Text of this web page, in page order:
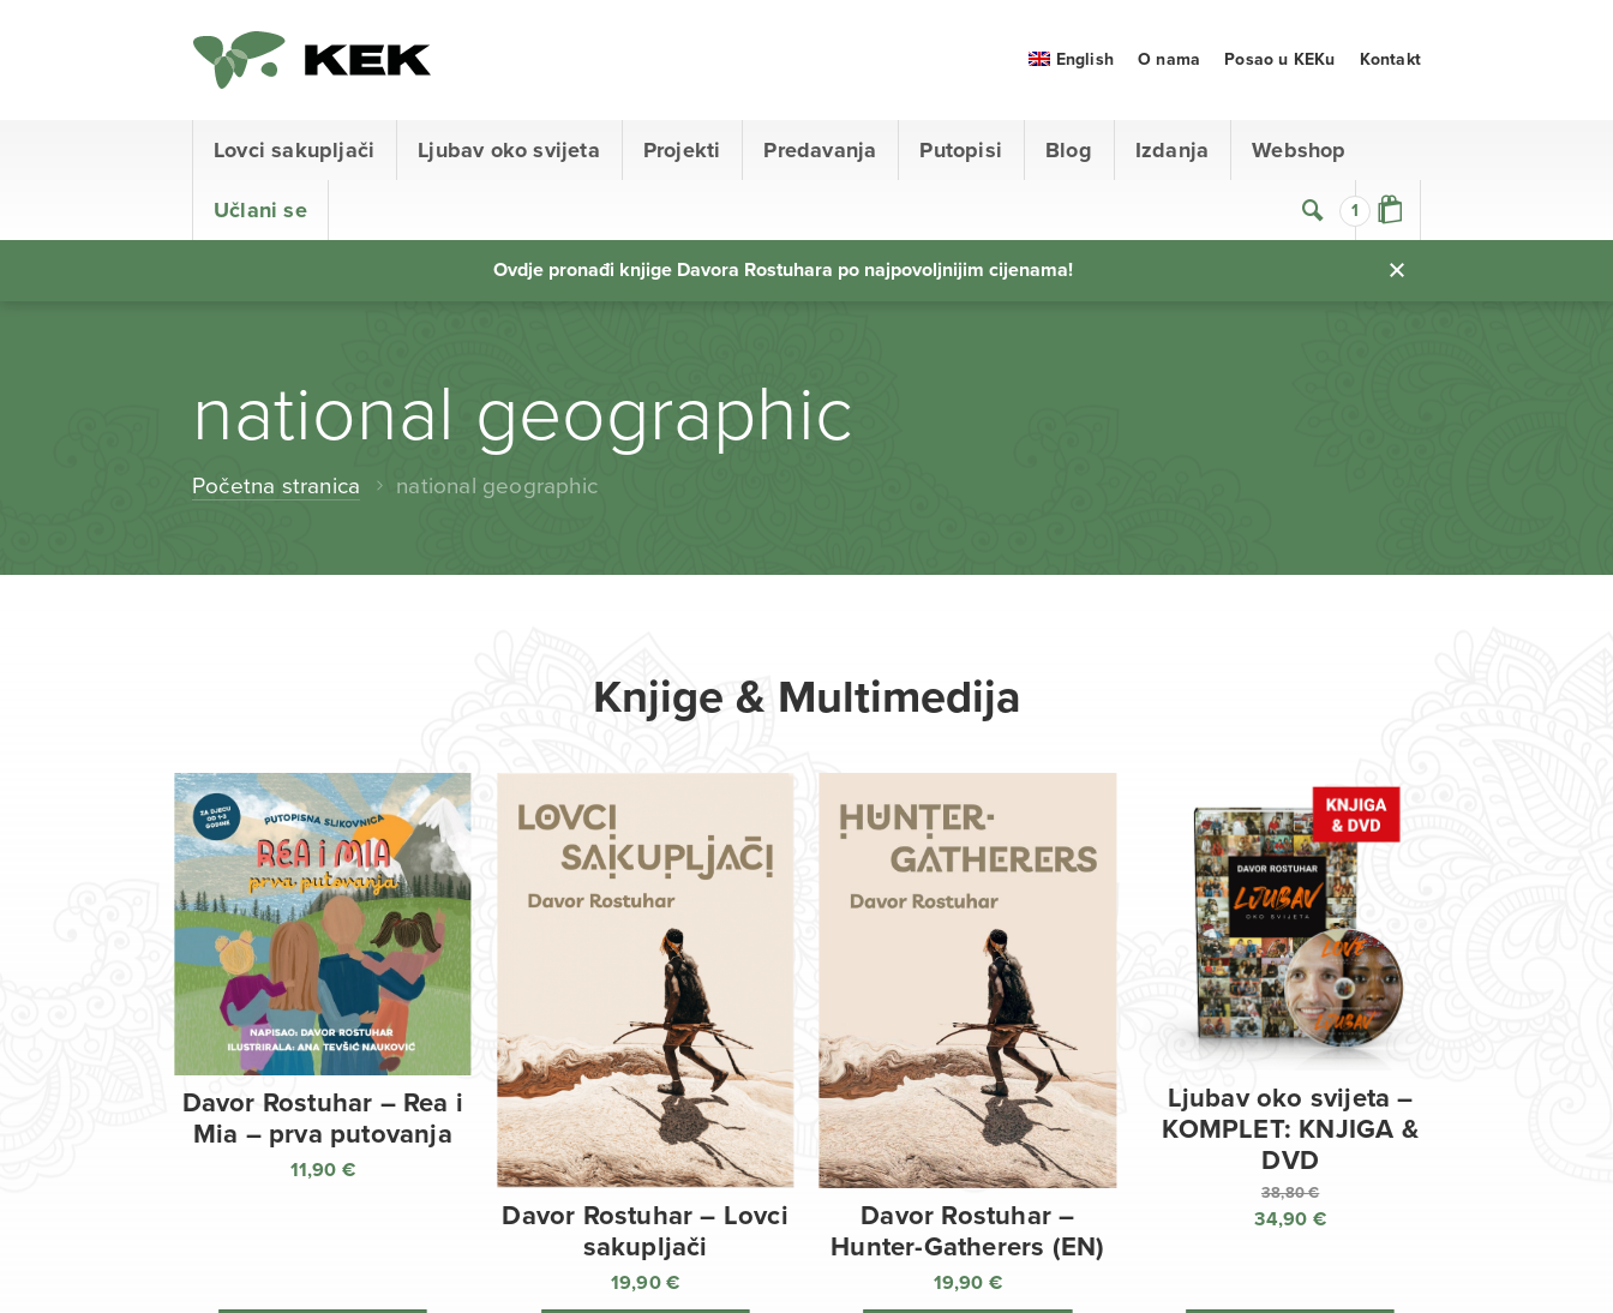
1
Lovci sakupljači Ljubav oko svijeta Projekti Predavanja Putopisi Blog Izdanja Webshop
Učlani se
English O nama Posao u KEKu Kontakt
Ovdje pronađi knjige Davora Rostuhara po najpovoljnijim cijenama!
national geographic
Početna stranica national geographic
Knjige & Multimedija
Davor Rostuhar – Rea i
Mia – prva putovanja
11,90 €
Davor Rostuhar – Lovci
sakupljači
19,90€
Davor Rostuhar –
Hunter-Gatherers (EN)
19,90 €
Ljubav oko svijeta –
KOMPLET: KNJIGA &
DVD
38,80€
Izvorna
34,90 €